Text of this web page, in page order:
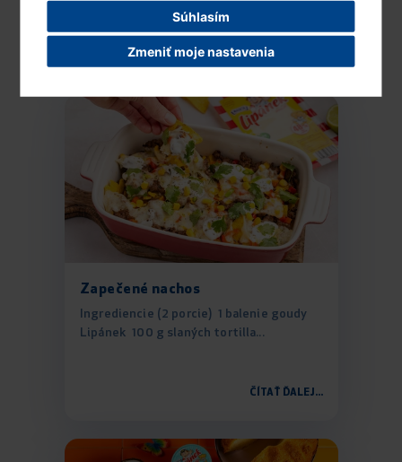
Súhlasím
Zmeniť moje nastaveniaČÍTAŤ ĎALEJ...
Zapečené nachos
Ingrediencie (2 porcie) 1 balenie goudy
Lipánek 100 g slaných tortilla...
ČÍTAŤ ĎALEJ...